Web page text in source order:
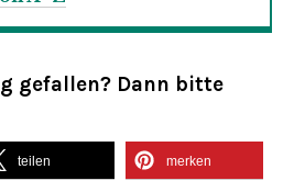
gefallen? Dann bitte
teilen merken